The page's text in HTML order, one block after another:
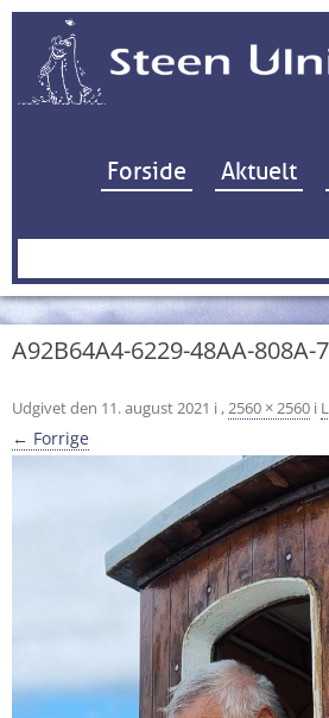
Hop
Forside Aktuelt
Søg
A92B64A4-6229-48AA-808A-
Udgivet den 11. august 2021 i ,2560 × 2560 i
← Forrige